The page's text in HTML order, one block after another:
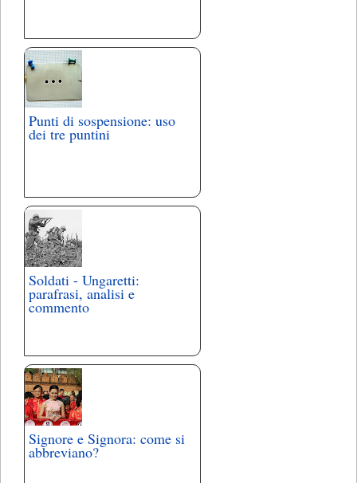
Punti di sospensione: uso
dei tre puntini
Soldati - Ungaretti:
parafrasi, analisi e
commento
Signore e Signora: come si
abbreviano?